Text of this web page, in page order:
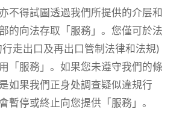
不得試圖透過我們所提供的介层和
的向法存取「服務」。您僅可於法
走出口及再出口管制法律和法規)
「服務」。如果您未遵守我們的條
如果我們正身处調查疑似違規行
暫停或終止向您提供「服務」。